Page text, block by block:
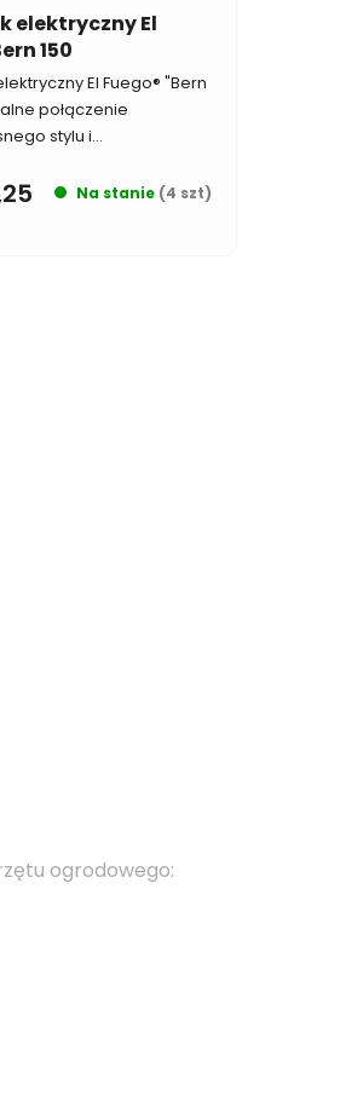
elektryczny El
150
Na stanie (4 szt)
El Fuego® "Bern
połączenie
stylu i...
ogrodowego: